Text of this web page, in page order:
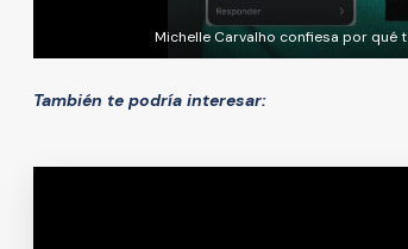
Michelle Carvalho confiesa por qué
También te podría interesar: